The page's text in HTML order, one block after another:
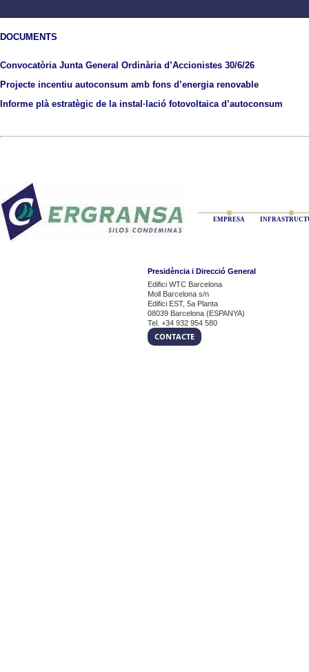
DOCUMENTS
Convocatòria Junta General Ordinària d’Accionistes 30/6/26
Projecte incentiu autoconsum amb fons d’energia renovable
Informe plà estratègic de la instal·lació fotovoltaica d’autoconsum
EMPRESA
Presidència i Direcció General
Edifici WTC Barcelona
Moll Barcelona s/n
Edifici EST, 5a Planta
08039 Barcelona (ESPANYA)
Tel. +34 932 954 580
CONTACTE